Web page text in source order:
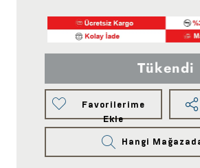
Tükendi
Favorilerime
Ekle
Hangi